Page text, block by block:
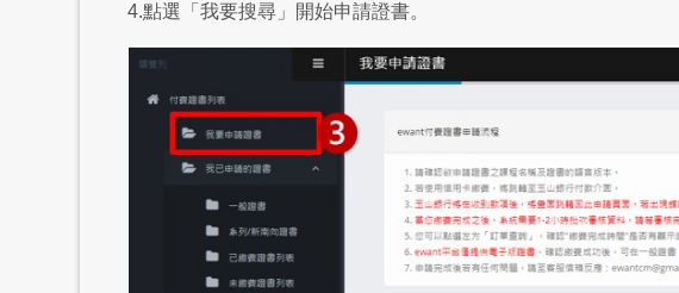
4.點選「我要搜尋」開始申請證書。